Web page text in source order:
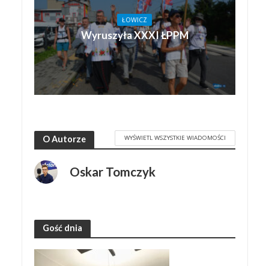
ŁOWICZ
Wyruszyła XXXI ŁPPM
O Autorze WYŚWIETL WSZYSTKIE WIADOMOŚCI
Oskar Tomczyk
Gość dnia